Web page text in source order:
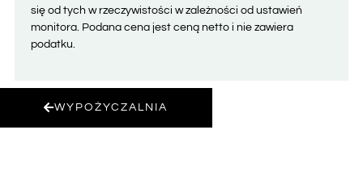
się od tych w rzeczywistości w zależności od ustawień
monitora. Podana cena jest ceną netto i nie zawiera
podatku.
WYPOŻYCZALNIA